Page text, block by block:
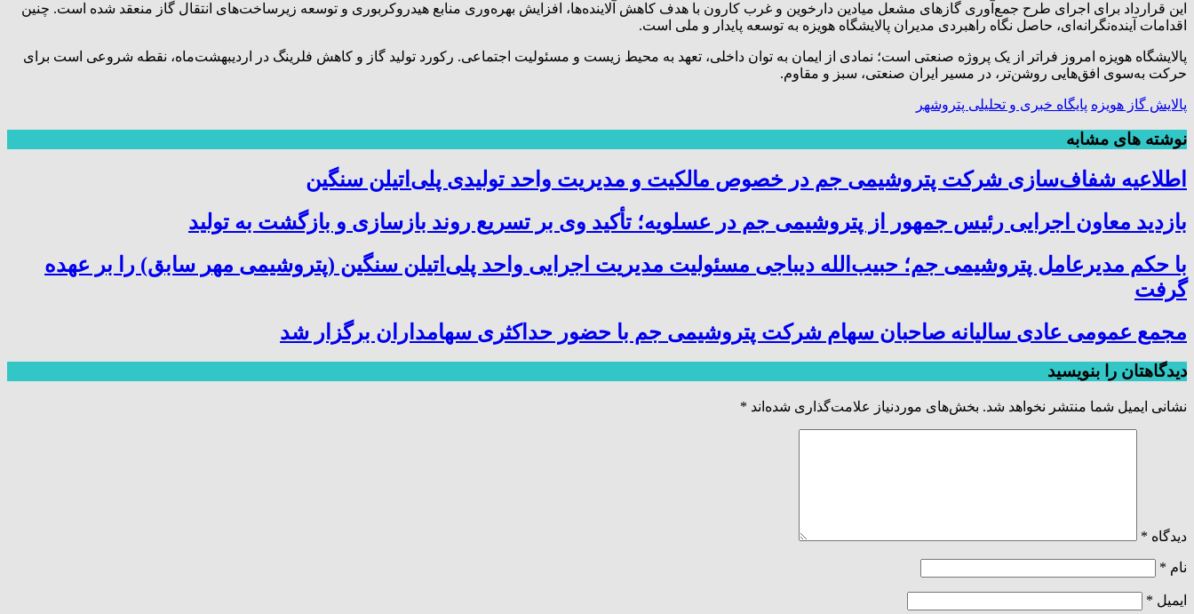
این قرارداد برای اجرای طرح جمع‌آوری گازهای مشعل میادین دارخوین و غرب کارون با هدف کاهش آلاینده‌ها، افزایش بهره‌وری منابع هیدروکربوری و توسعه زیرساخت‌های انتقال گاز منعقد شده است. چنین
اقدامات آینده‌نگرانه‌ای، حاصل نگاه راهبردی مدیران پالایشگاه هویزه به توسعه پایدار و ملی است.
پالایشگاه هویزه امروز فراتر از یک پروژه صنعتی است؛ نمادی از ایمان به توان داخلی، تعهد به محیط زیست و مسئولیت اجتماعی. رکورد تولید گاز و کاهش فلرینگ در اردیبهشت‌ماه، نقطه شروعی است برای
حرکت به‌سوی افق‌هایی روشن‌تر، در مسیر ایران صنعتی، سبز و مقاوم.
پالایش گاز هویزه پایگاه خبری و تحلیلی پتروشهر
نوشته های مشابه
اطلاعیه شفاف‌سازی شرکت پتروشیمی جم در خصوص مالکیت و مدیریت واحد تولیدی پلی‌اتیلن سنگین
بازدید معاون اجرایی رئیس جمهور از پتروشیمی جم در عسلویه؛ تأکید وی بر تسریع روند بازسازی و بازگشت به تولید
با حکم مدیرعامل پتروشیمی جم؛ حبیب‌الله دیباجی مسئولیت مدیریت اجرایی واحد پلی‌اتیلن سنگین (پتروشیمی مهر سابق) را بر عهده
گرفت
مجمع عمومی عادی سالیانه صاحبان سهام شرکت پتروشیمی جم با حضور حداکثری سهامداران برگزار شد
دیدگاهتان را بنویسید
نشانی ایمیل شما منتشر نخواهد شد. بخش‌های موردنیاز علامت‌گذاری شده‌اند *
دیدگاه *
نام *
ایمیل *